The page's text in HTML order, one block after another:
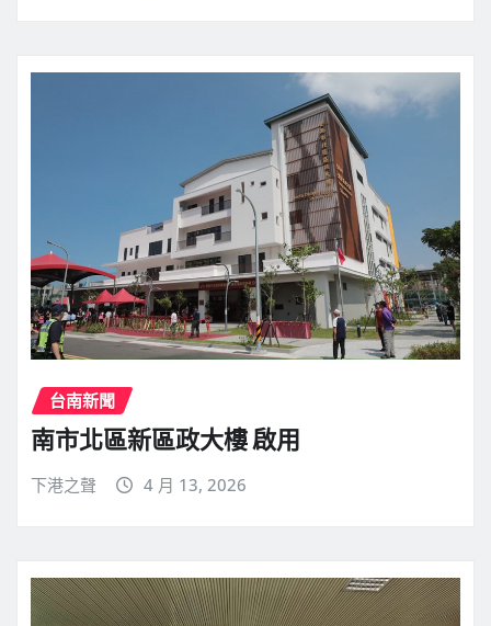
台南新聞
南市北區新區政大樓 啟用
下港之聲 4 月 13, 2026